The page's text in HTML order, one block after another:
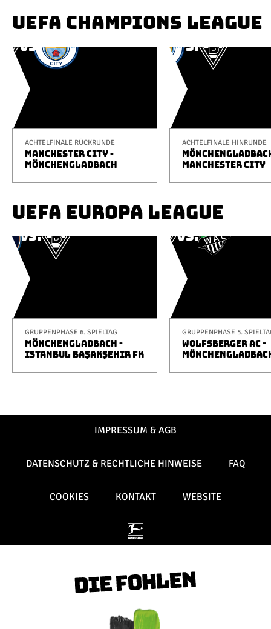
UEFA CHAMPIONS LEAGUE
ACHTELFINALE RÜCKRUNDE
MANCHESTER CITY -
MÖNCHENGLADBACH
ACHTELFINALE HINRUNDE
MANCHESTER CITY
UEFA EUROPA LEAGUE
GRUPPENPHASE 6. SPIELTAG
MÖNCHENGLADBACH -
ISTANBUL BAŞAKŞEHIR FK
GRUPPENPHASE 5.
WOLFSBERGER AC -
IMPRESSUM & AGB
DATENSCHUTZ & RECHTLICHE HINWEISE FAQ
COOKIES KONTAKT WEBSITE